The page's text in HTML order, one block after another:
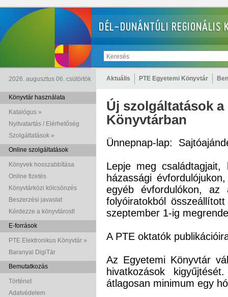
2026. augusztus 06. csütörtök Aktuális PTE Egyetemi Könyvtár
Könyvtár használata
Katalógus »
Nyitvatartás / Elérhetőség
Szolgáltatások »
Online szolgáltatások
Könyvek hosszabbítása
Online fizetés
Könyvtárközi kölcsönzés
Beszerzési javaslat
Kérdezze a könyvtárost!
E-források
PTE Elektronikus Könyvtár »
Baranyai DigiTár
Bemutatkozás
Történet
Adatvédelem
Új szolgáltatások a
Könyvtárban
Ünnepnap-lap:
Lepje meg családtagjait,
házassági
egyéb évfordulókon, az
folyóiratokból
szeptember 1-ig
A PTE oktatók
Az Egyetemi Könyvtár
hivatkozások
átlagosan minimum egy